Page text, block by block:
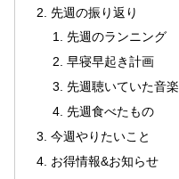
先週の振り返り
先週のランニング
早寝早起き計画
先週聴いていた音楽
先週食べたもの
今週やりたいこと
お得情報&お知らせ